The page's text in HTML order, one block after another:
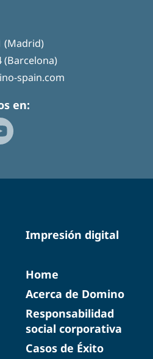
(Madrid)
(Barcelona)
spain.com
en:
Impresión digital
Home
Acerca de Domino
Responsabilidad
social corporativa
Casos de Éxito